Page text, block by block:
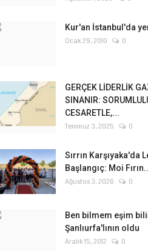
Kur'an İstanbul'da
Ocak 29, 2010 0
GERÇEK LİDERLİK
SINANIR:
CESARETLE,...
Temmuz 3, 2025 0
Sırrın Karşıyaka'da
Başlangıç: Moi
Ağustos 3, 2026 0
Ben bilmem eşim
Şanlıurfa'lının oldu
Aralık 15, 2012 0